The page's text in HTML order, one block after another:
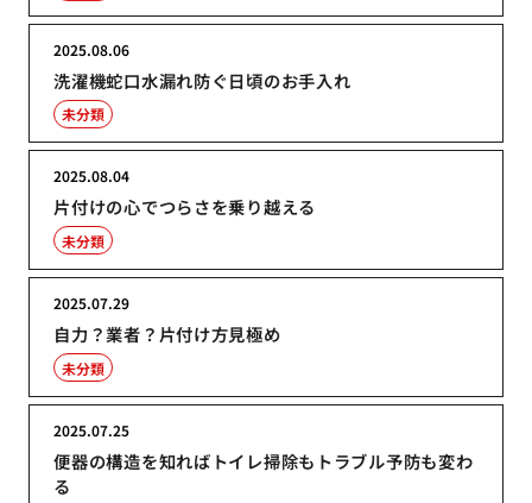
洗濯機蛇口水漏れ防ぐ日頃のお手入れ
2025.08.06
未分類
片付けの心でつらさを乗り越える
2025.08.04
未分類
自力？業者？片付け方見極め
2025.07.29
未分類
便器の構造を知ればトイレ掃除もトラブル予防も変わ
る
2025.07.25